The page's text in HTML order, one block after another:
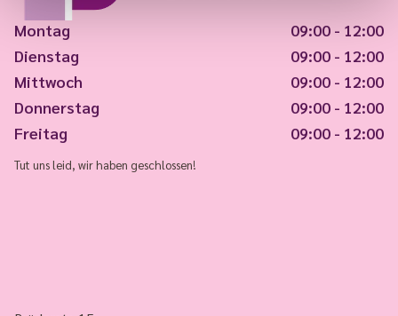
Montag
09:00 - 12:00
Dienstag
09:00 - 12:00
Mittwoch
09:00 - 12:00
Donnerstag
09:00 - 12:00
Freitag
09:00 - 12:00
Tut uns leid, wir haben geschlossen!